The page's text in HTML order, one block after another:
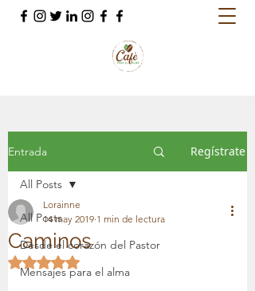
Entrada Regístrate
All Posts
Desde el corazón del Pastor
Mensajes para el alma
All Posts
Caminos
Lorainne
14 may 2019 1 min de lectura
Obtuvo NaN de 5 estrellas.